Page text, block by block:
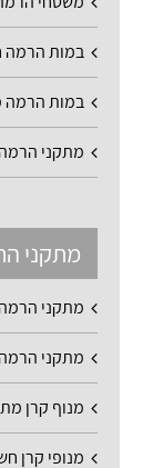
במות הרמה
במות הרמה
מתקני
מתקני
מתקני
מתקני הרמה
מנוף קרן
מנופי קרן